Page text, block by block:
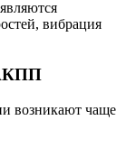
вибрация
возникают чаще